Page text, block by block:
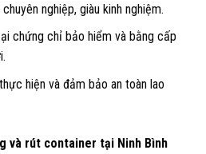
nghiệp, giàu kinh nghiệm.
chứng chỉ bảo hiểm và bằng cấp
hiện và đảm bảo an toàn lao
và rút container tại Ninh Bình